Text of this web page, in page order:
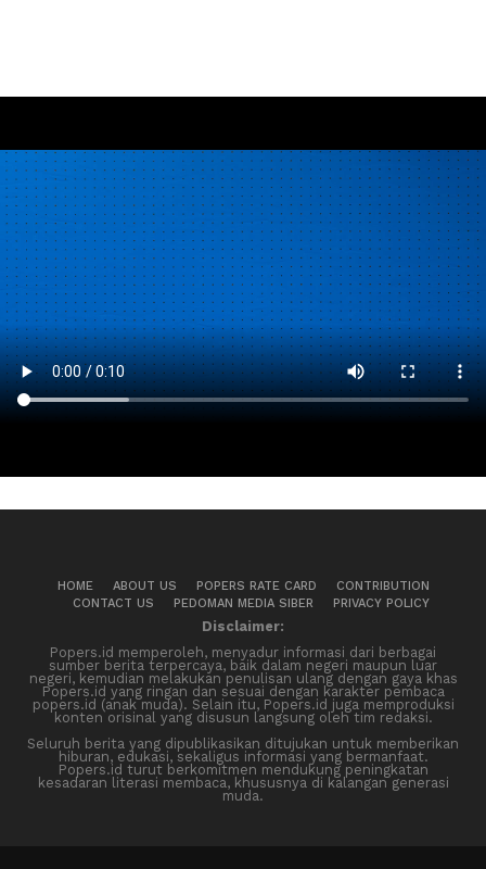
HOME ABOUT US POPERS RATE CARD
CONTRIBUTION
CONTACT US
PEDOMAN MEDIA SIBER PRIVACY POLICY
Disclaimer:
Popers.id memperoleh, menyadur informasi dari berbagai
sumber berita terpercaya, baik dalam negeri maupun luar
negeri, kemudian melakukan penulisan ulang dengan gaya khas
Popers.id yang ringan dan sesuai dengan karakter pembaca
popers.id (anak muda). Selain itu, Popers.id juga memproduksi
konten orisinal yang disusun langsung oleh tim redaksi.
Seluruh berita yang dipublikasikan ditujukan untuk memberikan
hiburan, edukasi, sekaligus informasi yang bermanfaat.
Popers.id turut berkomitmen mendukung peningkatan
kesadaran literasi membaca, khususnya di kalangan generasi
muda.